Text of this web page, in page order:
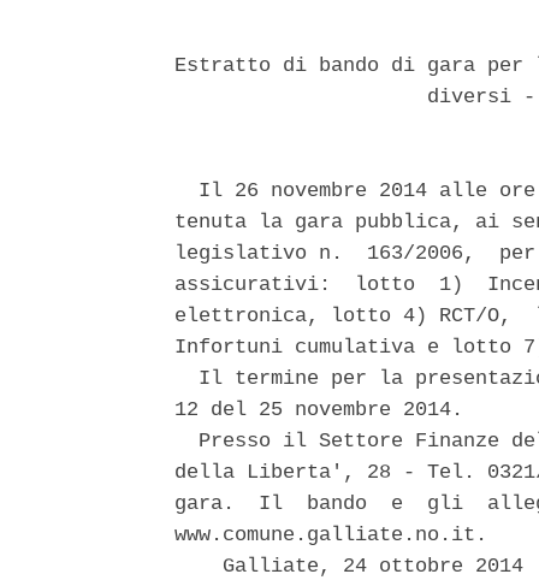
Estratto di bando di gara
diversi
Il 26 novembre 2014 alle
tenuta la gara pubblica, ai
legislativo n.  163/2006,
assicurativi:  lotto  1)
elettronica, lotto 4) RCT/
Infortuni cumulativa e lotto
Il termine per la
12 del 25 novembre 2014.
Presso il Settore Finanze
della Liberta', 28 - Tel.
gara.  Il  bando  e  gli
www.comune.galliate.no.it.
    Galliate, 24 ottobre 2014